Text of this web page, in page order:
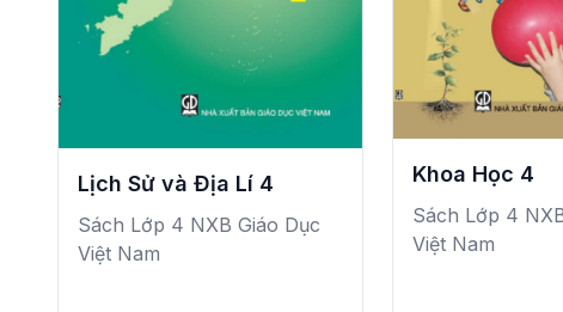
Lịch Sử và Địa Lí 4
Sách Lớp 4 NXB Giáo Dục
Việt Nam
Khoa Học 4
Sách Lớp 4
Việt Nam